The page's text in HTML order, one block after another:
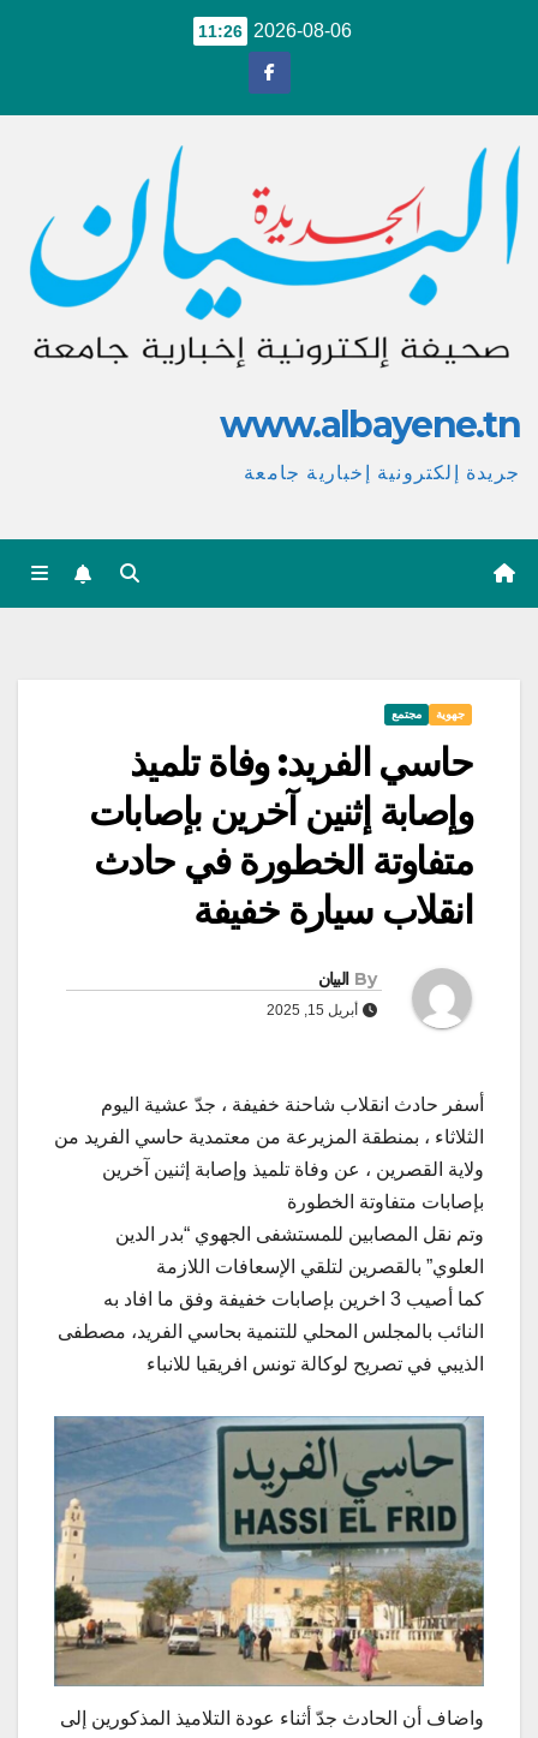
2026-08-06
11:26
www.albayene.tn
جريدة إلكترونية إخبارية جامعة
جهوية مجتمع
حاسي الفريد: وفاة تلميذ
وإصابة إثنين آخرين بإصابات
متفاوتة الخطورة في حادث
انقلاب سيارة خفيفة
By البيان
أبريل 15, 2025
أسفر حادث انقلاب شاحنة خفيفة ، جدّ عشية اليوم
الثلاثاء ، بمنطقة المزيرعة من معتمدية حاسي الفريد من
ولاية القصرين ، عن وفاة تلميذ وإصابة إثنين آخرين
بإصابات متفاوتة الخطورة
وتم نقل المصابين للمستشفى الجهوي “بدر الدين
العلوي” بالقصرين لتلقي الإسعافات اللازمة
كما أصيب 3 اخرين بإصابات خفيفة وفق ما افاد به
النائب بالمجلس المحلي للتنمية بحاسي الفريد، مصطفى
الذيبي في تصريح لوكالة تونس افريقيا للانباء
واضاف أن الحادث جدّ أثناء عودة التلاميذ المذكورين إلى